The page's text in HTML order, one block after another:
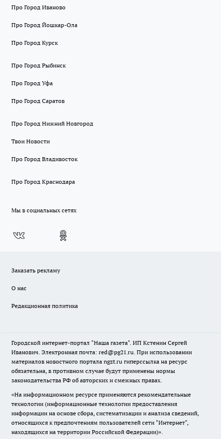
Про Город Иваново
Про Город Йошкар-Ола
Про Город Курск
Про Город Рыбинск
Про Город Уфа
Про Город Саратов
Про Город Нижний Новгород
Твои Новости
Про Город Владивосток
Про Город Краснодара
Мы в социальных сетях
Заказать рекламу
О нас
Редакционная политика
Городской интернет-портал "Наша газета". ИП Кстенин Сергей
Иванович. Электронная почта: red@pg21.ru. При использовании
материалов новостного портала ngzt.ru гиперссылка на ресурс
обязательна, в противном случае будут применены нормы
законодательства РФ об авторских и смежных правах.
«На информационном ресурсе применяются рекомендательные
технологии (информационные технологии предоставления
информации на основе сбора, систематизации и анализа сведений,
относящихся к предпочтениям пользователей сети "Интернет",
находящихся на территории Российской Федерации)».